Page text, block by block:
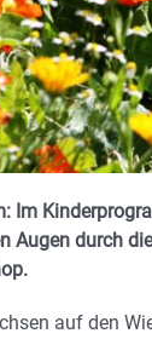
Im
Augen durch
auf den